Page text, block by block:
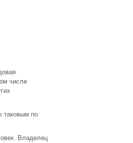
числе
таковым по
Владелец